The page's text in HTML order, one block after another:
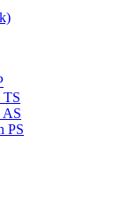
TS
AS
PS